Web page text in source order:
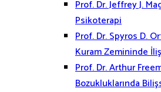
Prof. Dr. Jeffrey J.
Psikoterapi
Prof. Dr. Spyros D.
Kuram Zemininde
Prof. Dr. Arthur
Bozukluklarında